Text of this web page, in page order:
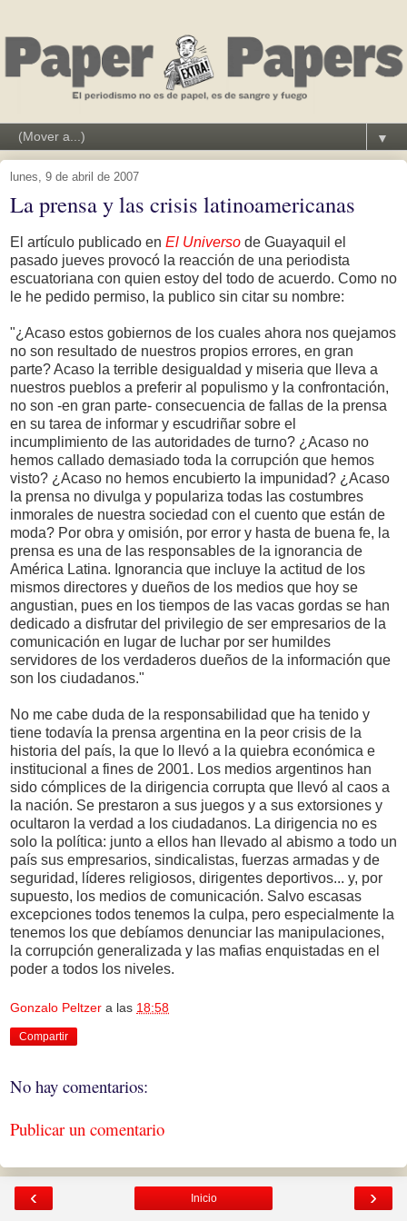
▼
lunes, 9 de abril de 2007
La prensa y las crisis latinoamericanas
El artículo publicado en El Universo de Guayaquil el
pasado jueves provocó la reacción de una periodista
escuatoriana con quien estoy del todo de acuerdo. Como no
le he pedido permiso, la publico sin citar su nombre:
"¿Acaso estos gobiernos de los cuales ahora nos quejamos
no son resultado de nuestros propios errores, en gran
parte? Acaso la terrible desigualdad y miseria que lleva a
nuestros pueblos a preferir al populismo y la confrontación,
no son -en gran parte- consecuencia de fallas de la prensa
en su tarea de informar y escudriñar sobre el
incumplimiento de las autoridades de turno? ¿Acaso no
hemos callado demasiado toda la corrupción que hemos
visto? ¿Acaso no hemos encubierto la impunidad? ¿Acaso
la prensa no divulga y populariza todas las costumbres
inmorales de nuestra sociedad con el cuento que están de
moda? Por obra y omisión, por error y hasta de buena fe, la
prensa es una de las responsables de la ignorancia de
América Latina. Ignorancia que incluye la actitud de los
mismos directores y dueños de los medios que hoy se
angustian, pues en los tiempos de las vacas gordas se han
dedicado a disfrutar del privilegio de ser empresarios de la
comunicación en lugar de luchar por ser humildes
servidores de los verdaderos dueños de la información que
son los ciudadanos."
No me cabe duda de la responsabilidad que ha tenido y
tiene todavía la prensa argentina en la peor crisis de la
historia del país, la que lo llevó a la quiebra económica e
institucional a fines de 2001. Los medios argentinos han
sido cómplices de la dirigencia corrupta que llevó al caos a
la nación. Se prestaron a sus juegos y a sus extorsiones y
ocultaron la verdad a los ciudadanos. La dirigencia no es
solo la política: junto a ellos han llevado al abismo a todo un
país sus empresarios, sindicalistas, fuerzas armadas y de
seguridad, líderes religiosos, dirigentes deportivos... y, por
supuesto, los medios de comunicación. Salvo escasas
excepciones todos tenemos la culpa, pero especialmente la
tenemos los que debíamos denunciar las manipulaciones,
la corrupción generalizada y las mafias enquistadas en el
poder a todos los niveles.
Gonzalo Peltzer a las 18:58
Compartir
No hay comentarios:
Publicar un comentario
‹ ›
Inicio